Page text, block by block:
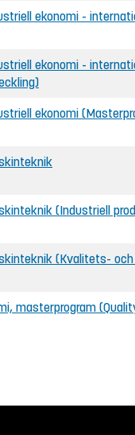
ekonomi -
ekonomi -
ekonomi
(Industriell
(Kvalitets-
masterprogram